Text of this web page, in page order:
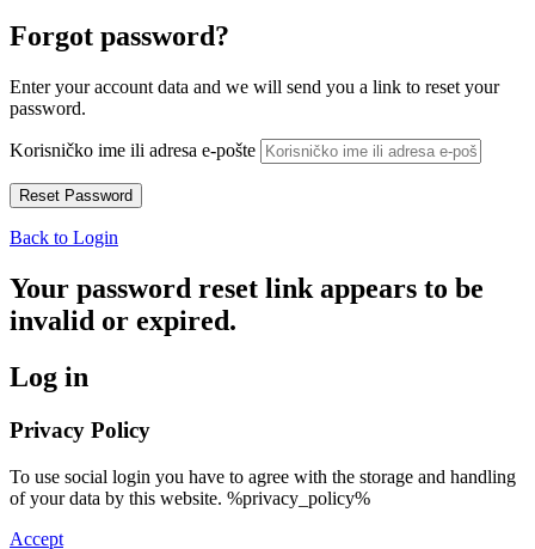
Forgot password?
Enter your account data and we will send you a link to reset your
password.
Korisničko ime ili adresa e-pošte
Back to Login
Your password reset link appears to be
invalid or expired.
Log in
Privacy Policy
To use social login you have to agree with the storage and handling
of your data by this website. %privacy_policy%
Accept